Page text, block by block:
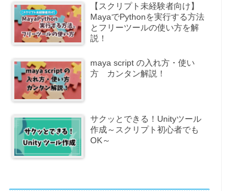
【スクリプト未経験者向け】
MayaでPythonを実行する方法
とフリーツールの使い方を解
説！
maya script の入れ方・使い
方 カンタン解説！
サクッとできる！Unityツール
作成～スクリプト初心者でも
OK～